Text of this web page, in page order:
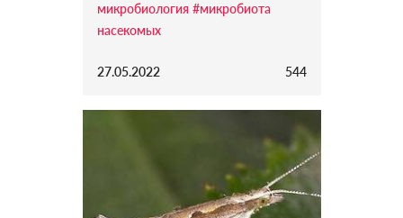
микробиология #микробиота
насекомых
27.05.2022 544